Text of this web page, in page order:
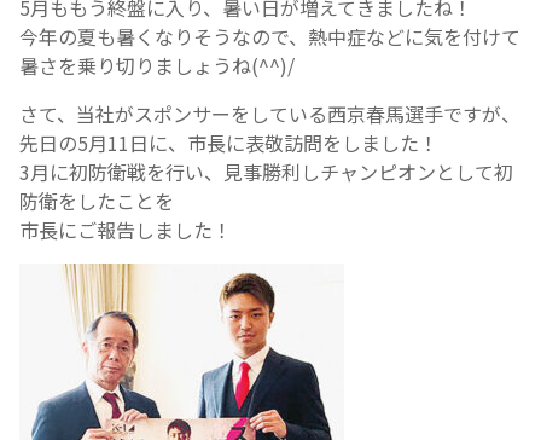
5月ももう終盤に入り、暑い日が増えてきましたね！
今年の夏も暑くなりそうなので、熱中症などに気を付けて
暑さを乗り切りましょうね(^^)/
さて、当社がスポンサーをしている西京春馬選手ですが、
先日の5月11日に、市長に表敬訪問をしました！
3月に初防衛戦を行い、見事勝利しチャンピオンとして初
防衛をしたことを
市長にご報告しました！